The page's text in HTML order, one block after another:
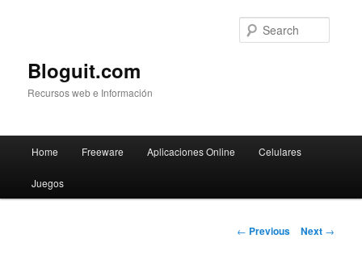
Bloguit.com
Recursos web e Información
Skip
to
Home Freeware Aplicaciones Online Celulares
Juegos
Post
← Previous Next →